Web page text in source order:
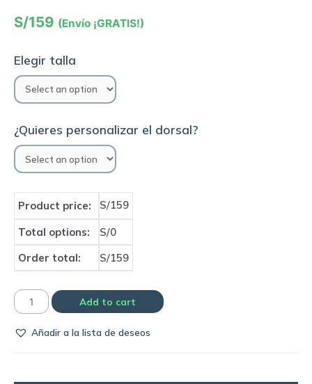
S/159 (Envío ¡GRATIS!)
Elegir talla
¿Quieres personalizar el dorsal?
Product price: S/159
Total options:
S/0
Order total:
S/159
Camiseta
de
Add to cart
Añadir a la lista de deseos